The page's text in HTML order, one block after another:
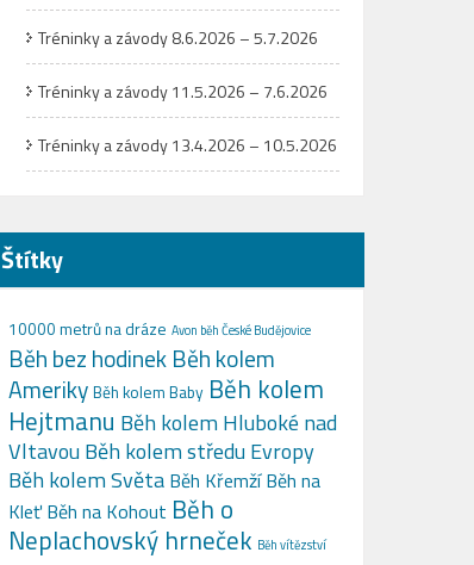
Tréninky a závody 8.6.2026 – 5.7.2026
Tréninky a závody 11.5.2026 – 7.6.2026
Tréninky a závody 13.4.2026 – 10.5.2026
Štítky
10000 metrů na dráze Avon běh České Budějovice
Běh bez hodinek Běh kolem
Ameriky Běh kolem Baby Běh kolem
Hejtmanu Běh kolem Hluboké nad
VltavouBěh kolem středu Evropy
Běh kolem Světa Běh Křemží Běh na
Kleť Běh na Kohout Běh o
Neplachovský hrneček Běh vítězství